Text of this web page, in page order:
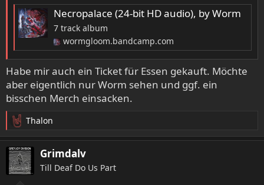
Necropalace (24-bit HD audio), by Worm
7 track album
wormgloom.bandcamp.com
Habe mir auch ein Ticket für Essen gekauft. Möchte
aber eigentlich nur Worm sehen und ggf. ein
bisschen Merch einsacken.
R
e
a
k
t
Thalon
Grimdalv
Till Deaf Do Us Part